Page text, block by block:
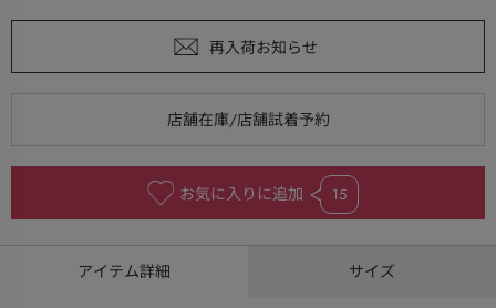
お気に入りに追加 15
アイテム詳細 サイズ